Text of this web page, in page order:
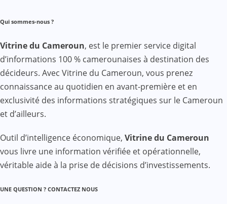
Qui sommes-nous ?
Vitrine du Cameroun, est le premier service digital
d’informations 100 % camerounaises à destination des
décideurs. Avec Vitrine du Cameroun, vous prenez
connaissance au quotidien en avant-première et en
exclusivité des informations stratégiques sur le Cameroun
et d’ailleurs.
Outil d’intelligence économique, Vitrine du Cameroun
vous livre une information vérifiée et opérationnelle,
véritable aide à la prise de décisions d’investissements.
UNE QUESTION ? CONTACTEZ NOUS